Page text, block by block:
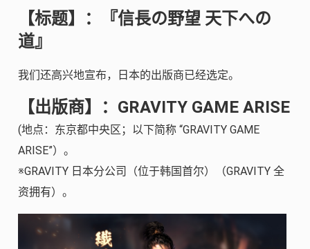
【标题】：『信長の野望 天下への
道』
我们还高兴地宣布，日本的出版商已经选定。
【出版商】：GRAVITY GAME ARISE
(地点：东京都中央区；以下简称 “GRAVITY GAME
ARISE”）。
※GRAVITY 日本分公司（位于韩国首尔）（GRAVITY 全
资拥有）。